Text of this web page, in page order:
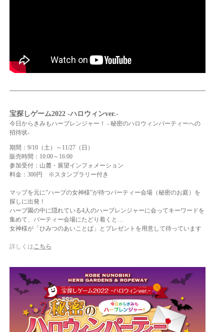
宝探しゲーム2022 -ハロウィンver.-
今日からきみもハーブレンジャー！ ‐ 秘密のハロウィンパーティーへの
招待状‐
期間：9/10（土）～11/27（日）
販売時間：10:00～16:00
参加受付：山麓・展望インフォメーション
料金：300円 ※スタンプラリー付き
マップを元に”ハーブの女神様”が待つパーティー会場（秘密のお庭）を
探しに出発！
ハーブ園の中に隠れている4人のハーブレンジャーに会ってキーワードを
集めて、パーティー会場にたどり着くと…
女神様が「ひみつのあいことば」とプレゼントを用意して待っています
詳しくはこちら